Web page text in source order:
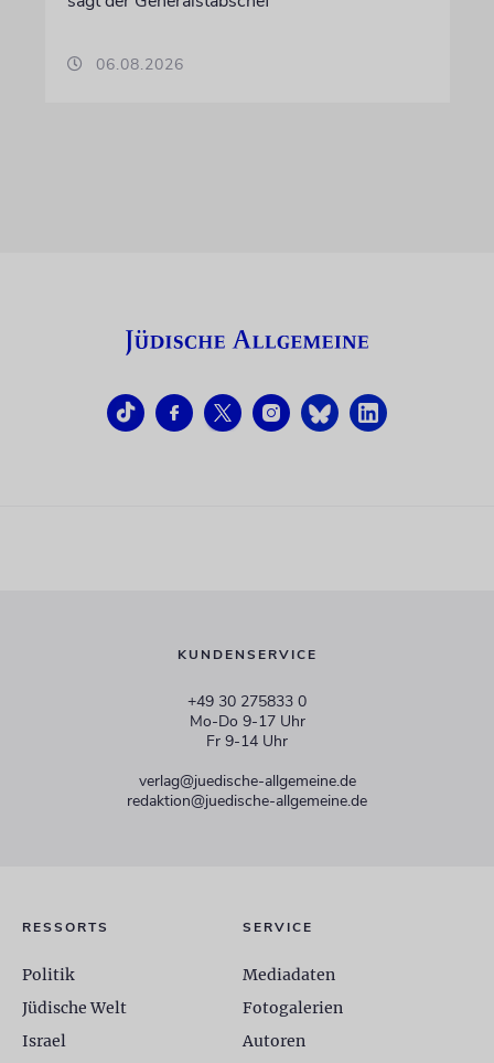
06.08.2026
KUNDENSERVICE
+49 30 275833 0
Mo-Do 9-17 Uhr
Fr 9-14 Uhr
verlag@juedische-allgemeine.de
redaktion@juedische-allgemeine.de
RESSORTS
Politik
Jüdische Welt
Israel
SERVICE
Mediadaten
Fotogalerien
Autoren